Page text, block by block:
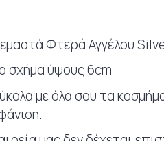
Φτερά Αγγέλου
σχήμα ύψους 6cm
με όλα σου τα